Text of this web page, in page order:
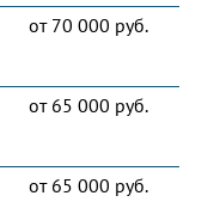
от 70 000 руб.
от 65 000 руб.
от 65 000 руб.